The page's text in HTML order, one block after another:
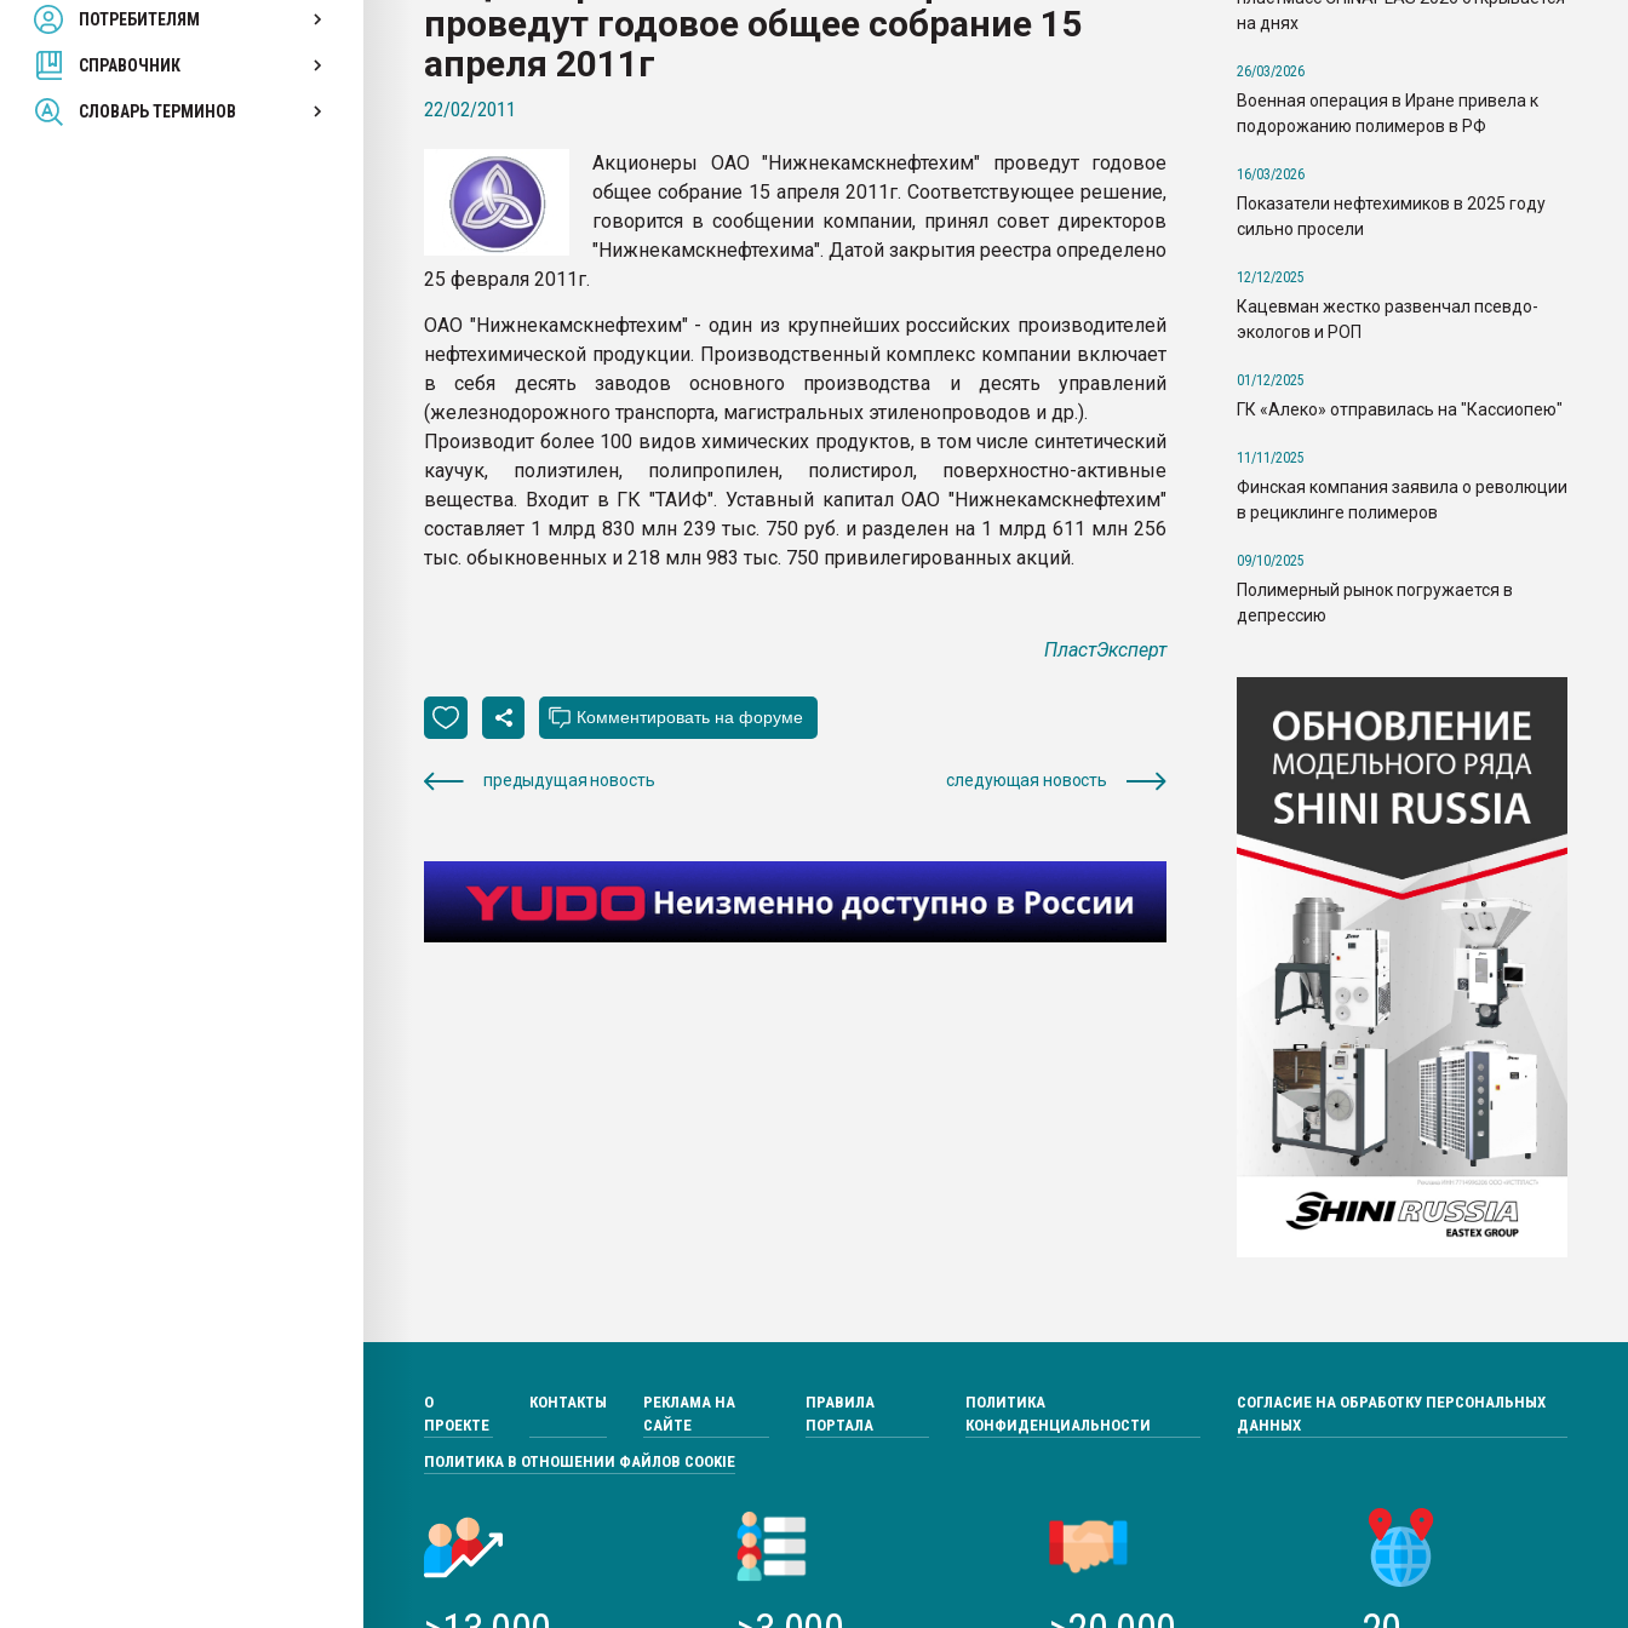
ПОТРЕБИТЕЛЯМ
СПРАВОЧНИК
СЛОВАРЬ ТЕРМИНОВ
Armaloy PC/ABS-1IM черный цвет
ПЕРЕЙТИ НА ФОРУМ
проведут годовое общее собрание 15
апреля 2011г
22/02/2011
Акционеры ОАО "Нижнекамскнефтехим" проведут годовое
общее собрание 15 апреля 2011г. Соответствующее решение,
говорится в сообщении компании, принял совет директоров
"Нижнекамскнефтехима". Датой закрытия реестра определено
25 февраля 2011г.
ОАО "Нижнекамскнефтехим" - один из крупнейших российских производителей
нефтехимической продукции. Производственный комплекс компании включает
в себя десять заводов основного производства и десять управлений
(железнодорожного транспорта, магистральных этиленопроводов и др.).
Производит более 100 видов химических продуктов, в том числе синтетический
каучук, полиэтилен, полипропилен, полистирол, поверхностно-активные
вещества. Входит в ГК "ТАИФ". Уставный капитал ОАО "Нижнекамскнефтехим"
составляет 1 млрд 830 млн 239 тыс. 750 руб. и разделен на 1 млрд 611 млн 256
тыс. обыкновенных и 218 млн 983 тыс. 750 привилегированных акций.
ПластЭксперт
предыдущая новость следующая новость
на днях
26/03/2026
Военная операция в Иране привела к
подорожанию полимеров в РФ
16/03/2026
Показатели нефтехимиков в 2025 году
сильно просели
12/12/2025
Кацевман жестко развенчал псевдо-
экологов и РОП
01/12/2025
ГК «Алеко» отправилась на "Кассиопею"
11/11/2025
Финская компания заявила о революции
в рециклинге полимеров
09/10/2025
Полимерный рынок погружается в
депрессию
О
ПРОЕКТЕ
КОНТАКТЫ
РЕКЛАМА НА
САЙТЕ
ПРАВИЛА
ПОРТАЛА
ПОЛИТИКА
КОНФИДЕНЦИАЛЬНОСТИ
СОГЛАСИЕ НА ОБРАБОТКУ ПЕРСОНАЛЬНЫХ
ДАННЫХ
ПОЛИТИКА В ОТНОШЕНИИ ФАЙЛОВ COOKIE